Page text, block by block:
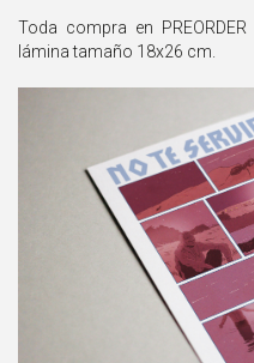
Toda compra en
lámina tamaño 18x26 cm.